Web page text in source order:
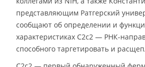
представляющим Ратгерский
сообщают об определении и
характеристиках C2c2 — РНК-
способного таргетировать и